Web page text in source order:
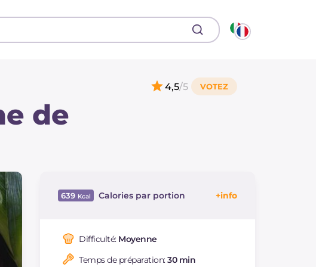
de
4,5/5
639 Calories par portion
Dont sucres
Protéine g
Difficulté: Moyenne
Temps de préparation:30 min